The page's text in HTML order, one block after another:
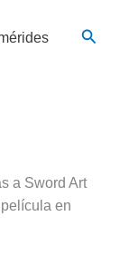
a Sword Art
en